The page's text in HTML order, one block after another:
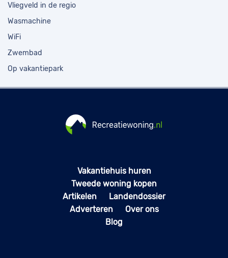
Vliegveld in de regio
Wasmachine
WiFi
Zwembad
Op vakantiepark
Vakantiehuis huren
Tweede woning kopen
Artikelen
Landendossier
Adverteren
Over ons
Blog